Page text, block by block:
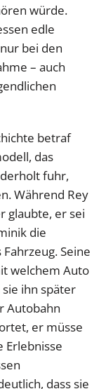
würde.
edle
bei den
– auch
betraf
das
fuhr,
Während Rey
glaubte, er sei
die
Seine
welchem Auto
ihn später
Autobahn
er müsse
Erlebnisse
dass sie